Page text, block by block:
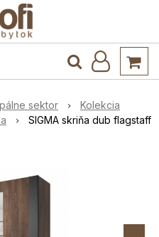
sektor
Kolekcia
SIGMA skriňa dub flagstaff